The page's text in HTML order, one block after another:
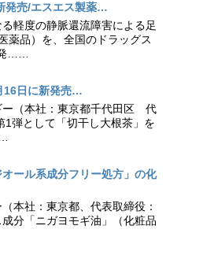
発売/エスエス製薬…
軽度の静脈還流障害による足
薬品）を、全国のドラッグス
……
16日に新発売…
ー（本社：東京都千代田区 代
弾として「切干し大根茶」を
ール系成分フリー処方」の化
本社：東京都、代表取締役：
分「ニガヨモギ油」（化粧品